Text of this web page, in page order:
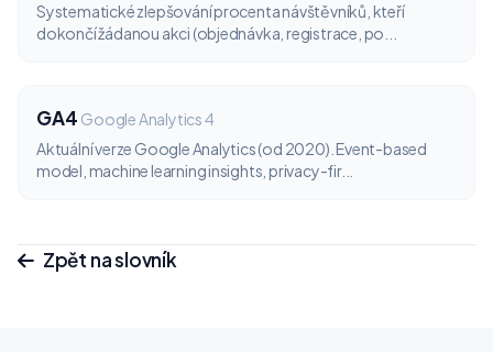
Systematické zlepšování procenta návštěvníků, kteří
dokončí žádanou akci (objednávka, registrace, po...
GA4 Google Analytics 4
Aktuální verze Google Analytics (od 2020). Event-based
model, machine learning insights, privacy-fir...
Zpět na slovník